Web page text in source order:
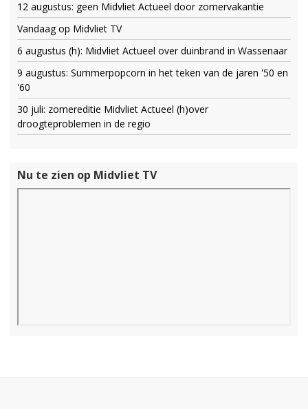
12 augustus: geen Midvliet Actueel door zomervakantie
Vandaag op Midvliet TV
6 augustus (h): Midvliet Actueel over duinbrand in Wassenaar
9 augustus: Summerpopcorn in het teken van de jaren '50 en
'60
30 juli: zomereditie Midvliet Actueel (h)over
droogteproblemen in de regio
Nu te zien op Midvliet TV